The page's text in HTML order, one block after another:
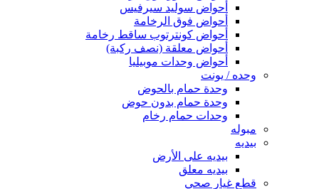
أحواض سوليد سيرفيس
أحواض فوق الرخامة
أحواض كونترتوب ساقط رخامة
أحواض معلقة (نصف ركبة)
أحواض وحدات موبيليا
وحده / يونت
وحدة حمام بالحوض
وحدة حمام بدون حوض
وحدات حمام رخام
مبوله
بيديه
بيديه على الأرض
بيديه معلق
قطع غيار صحي